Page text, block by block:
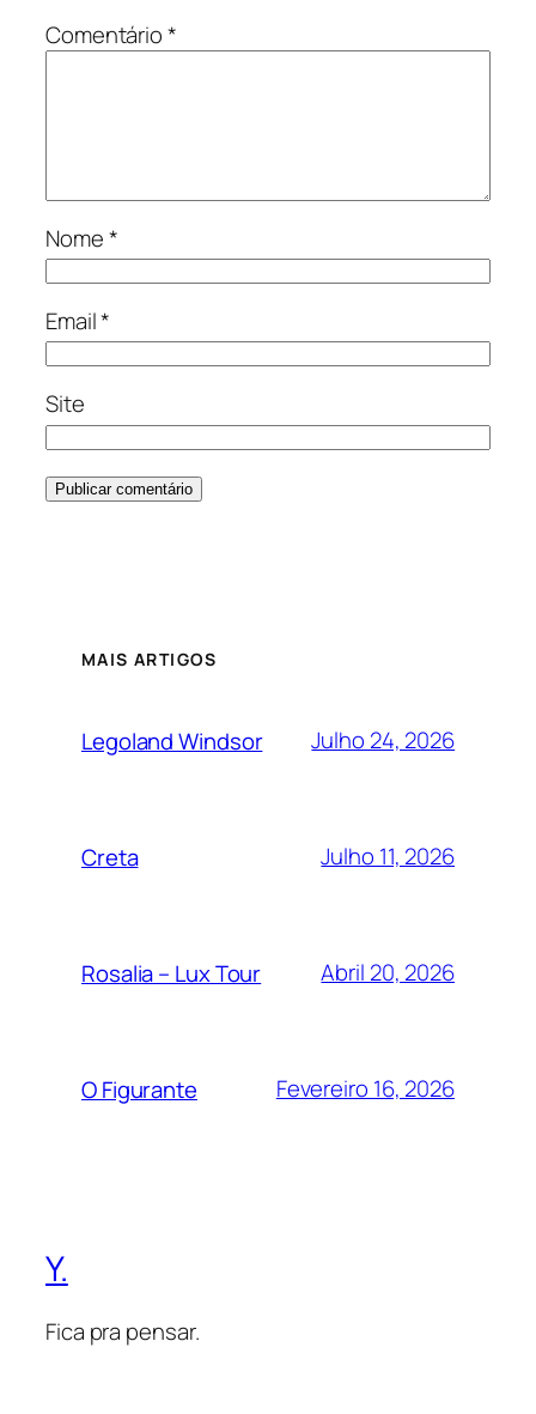
Comentário*
Nome*
Email*
Site
MAIS ARTIGOS
Legoland Windsor Julho 24, 2026
Creta Julho 11, 2026
Rosalia – Lux Tour Abril 20, 2026
O Figurante Fevereiro 16, 2026
Y.
Fica pra pensar.